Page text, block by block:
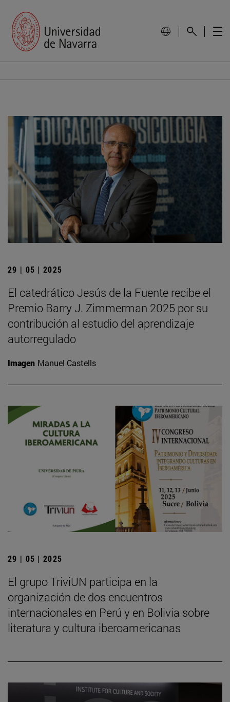
29 | 05 | 2025
El catedrático Jesús de la Fuente recibe el
Premio Barry J. Zimmerman 2025 por su
contribución al estudio del aprendizaje
autorregulado
Imagen Manuel Castells
29 | 05 | 2025
El grupo TriviUN participa en la
organización de dos encuentros
internacionales en Perú y en Bolivia sobre
literatura y cultura iberoamericanas